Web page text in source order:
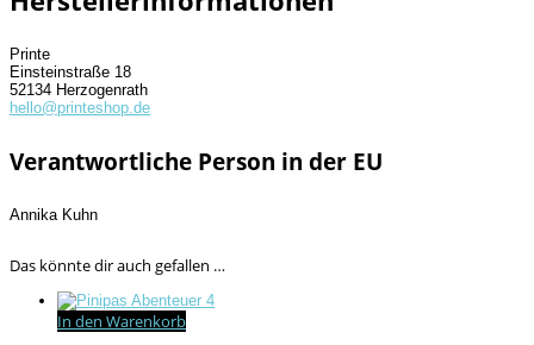
Printe
Einsteinstraße 18
52134 Herzogenrath
hello@printeshop.de
Verantwortliche Person in der EU
Annika Kuhn
Das könnte dir auch gefallen …
In den Warenkorb